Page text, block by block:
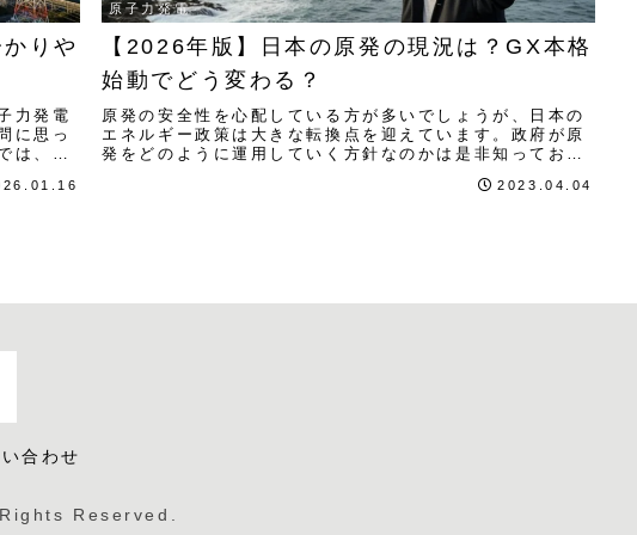
りや
力発電
に思っ
は、プ
原子力発電
【2026年版】日本の原発の現況は？GX本格
始動でどう変わる？
原発の安全性を心配している方が多いでしょうが、日本の
エネルギー政策は大きな転換点を迎えています。政府が原
発をどのように運用していく方針なのかは是非知っておき
2023.04.04
合わせ
Reserved.